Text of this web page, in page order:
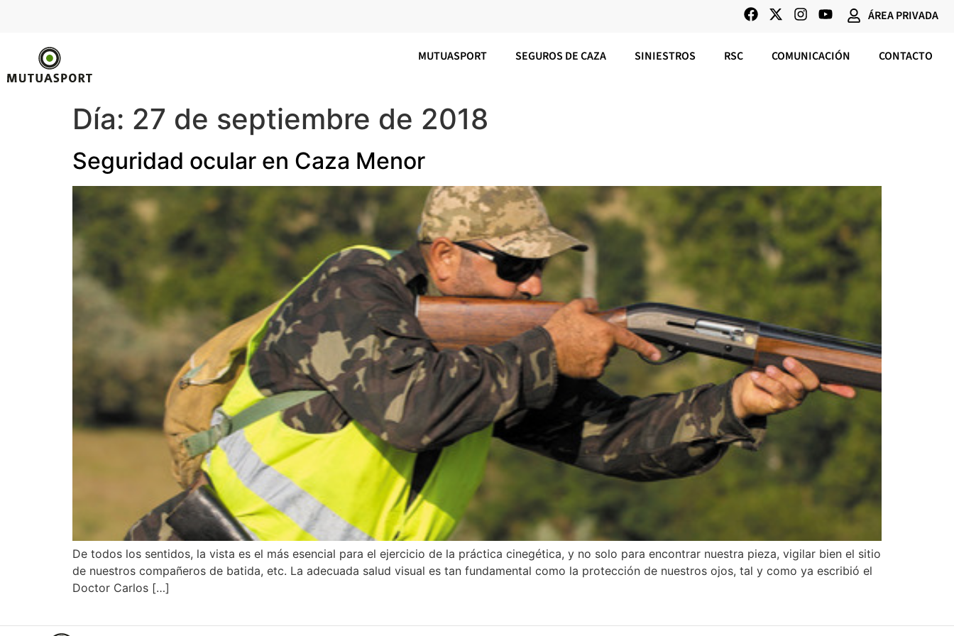
ÁREA PRIVADA
MUTUASPORT SEGUROS DE CAZA SINIESTROS RSC COMUNICACIÓN CONTACTO
Día: 27 de septiembre de 2018
Seguridad ocular en Caza Menor
De todos los sentidos, la vista es el más esencial para el ejercicio de la práctica cinegética, y no solo para encontrar nuestra pieza, vigilar bien el sitio
de nuestros compañeros de batida, etc. La adecuada salud visual es tan fundamental como la protección de nuestros ojos, tal y como ya escribió el
Doctor Carlos […]